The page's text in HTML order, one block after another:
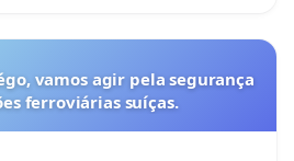
vamos agir pela segurança
ferroviárias suíças.